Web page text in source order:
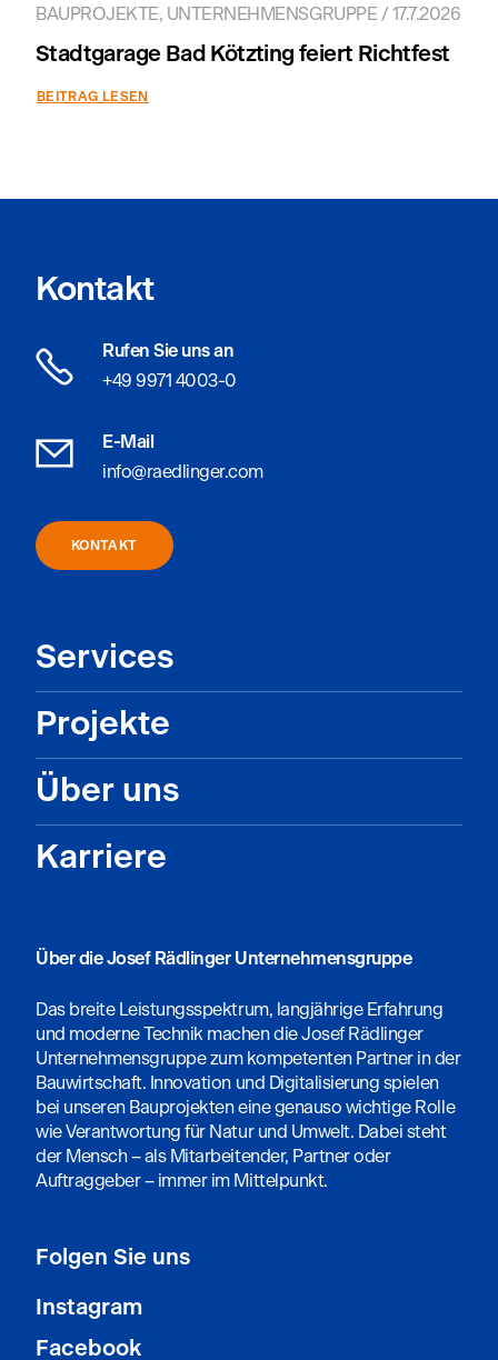
BAUPROJEKTE, UNTERNEHMENSGRUPPE / 17.7.2026
Stadtgarage Bad Kötzting feiert Richtfest
BEITRAG LESEN
Kontakt
Rufen Sie uns an
+49 9971 4003-0
E-Mail
info@raedlinger.com
KONTAKT
Services
Projekte
Über uns
Karriere
Über die Josef Rädlinger Unternehmensgruppe
Das breite Leistungsspektrum, langjährige Erfahrung
und moderne Technik machen die Josef Rädlinger
Unternehmensgruppe zum kompetenten Partner in der
Bauwirtschaft. Innovation und Digitalisierung spielen
bei unseren Bauprojekten eine genauso wichtige Rolle
wie Verantwortung für Natur und Umwelt. Dabei steht
der Mensch – als Mitarbeitender, Partner oder
Auftraggeber – immer im Mittelpunkt.
Folgen Sie uns
Instagram
Facebook